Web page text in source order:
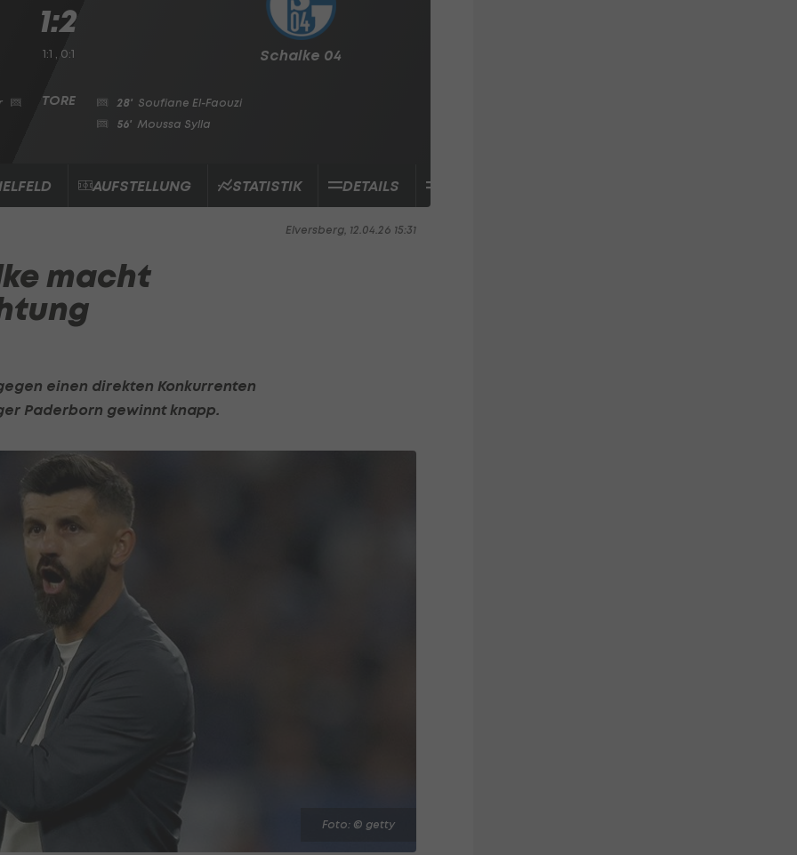
Schalke 04
1:2
1:1 , 0:1
28' Soufiane El-Faouzi
56' Moussa Sylla
AUFSTELLUNG STATISTIK DETAILS
Elversberg, 12.04.26 15:31
macht
einen direkten Konkurrenten
Paderborn gewinnt knapp.
Foto: © getty